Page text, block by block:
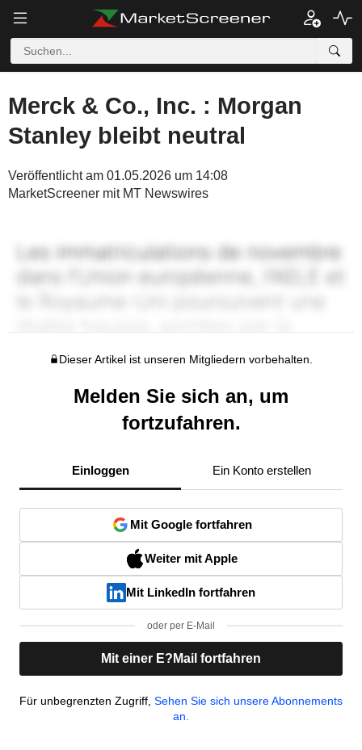
Merck & Co., Inc. : Morgan
Stanley bleibt neutral
Veröffentlicht am 01.05.2026 um 14:08
MarketScreener mit MT Newswires
Dieser Artikel ist unseren Mitgliedern vorbehalten.
Melden Sie sich an, um
fortzufahren.
Einloggen Ein Konto erstellen
Mit Google fortfahren
Weiter mit Apple
Mit LinkedIn fortfahren
oder per E-Mail
Mit einer E?Mail fortfahren
Für unbegrenzten Zugriff, Sehen Sie sich unsere Abonnements
an.